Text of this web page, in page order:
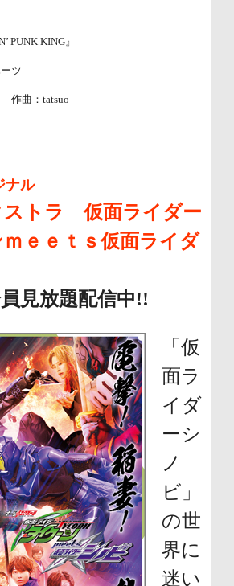
PUNK KING』
ツ
曲：tatsuo
ナル
ストラ 仮面ライダー
ｅｅｔｓ仮面ライダ
見放題配信中!!
「仮
面ラ
イダ
ーシ
ノ
ビ」
の世
界に
迷い